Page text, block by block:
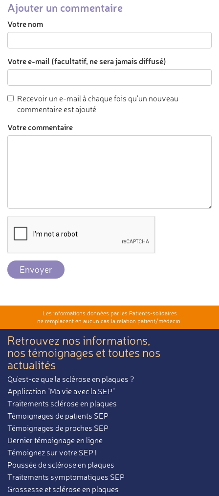
Ajouter un commentaire
Votre nom
Votre e-mail (facultatif, ne sera jamais diffusé)
Recevoir un e-mail à chaque fois qu'un nouveau
commentaire est ajouté
Votre commentaire
Envoyer
Les informations données par les Patients-solidaires
ne remplacent en aucun cas la relation patient/médecin.
Retrouvez nos informations,
nos témoignages et toutes nos
actualités
Qu'est-ce que la sclérose en plaques ?
Application "Ma vie avec la SEP"
Traitements sclérose en plaques
Témoignages de patients SEP
Témoignages de proches SEP
Dernier témoignage en ligne
Témoignez sur votre SEP !
Poussée de sclérose en plaques
Traitements symptomatiques SEP
Grossesse et sclérose en plaques